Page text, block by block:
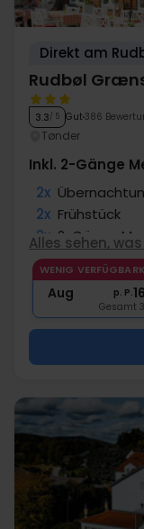
Direkt am
Rudbøl
3.3/ 5 Gut 386
Tønder
Inkl. 2-Gänge
2x
2x Frühstück
2x 2-Gänge
∞ Gratis
∞ Gratis
Alles sehen,
WENIG
Aug p. P.
Gesamt